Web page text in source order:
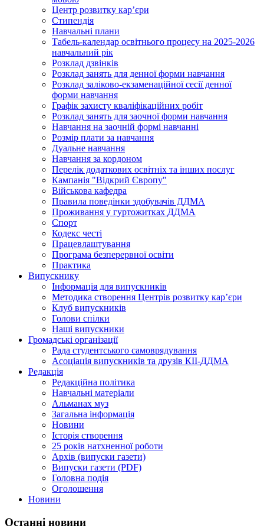
Центр розвитку кар’єри
Стипендія
Навчальні плани
Табель-календар освітнього процесу на 2025-2026
навчальний рік
Розклад дзвінків
Розклад занять для денної форми навчання
Розклад заліково-екзаменаційної сесії денної
форми навчання
Графік захисту кваліфікаційних робіт
Розклад занять для заочної форми навчання
Навчання на заочній формі навчанні
Розмір плати за навчання
Дуальне навчання
Навчання за кордоном
Перелік додаткових освітніх та інших послуг
Кампанія "Відкрий Європу"
Військова кафедра
Правила поведінки здобувачів ДДМА
Проживання у гуртожитках ДДМА
Спорт
Кодекс честі
Працевлаштування
Програма безперервної освіти
Практика
Випускнику
Інформація для випускників
Методика створення Центрів розвитку кар’єри
Клуб випускників
Голови спілки
Наші випускники
Громадські організації
Рада студентського самоврядування
Асоціація випускників та друзів КІІ-ДДМА
Редакція
Редакційна політика
Навчальні матеріали
Альманах муз
Загальна інформація
Новини
Історія створення
25 років натхненної роботи
Архів (випуски газети)
Випуски газети (PDF)
Головна подія
Оголошення
Новини
Останні новини